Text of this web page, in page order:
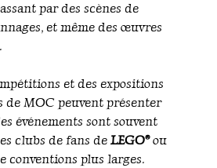
par des scènes de
et même des œuvres
et des expositions
de MOC peuvent présenter
événements sont souvent
clubs de fans de LEGO®ou
conventions plus larges.